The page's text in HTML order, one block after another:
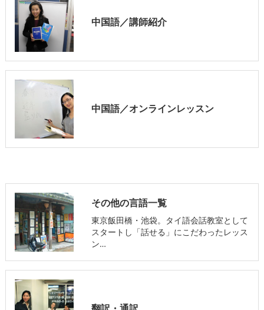
中国語／講師紹介
中国語／オンラインレッスン
その他の言語一覧
東京飯田橋・池袋。タイ語会話教室として
スタートし「話せる」にこだわったレッス
ン…